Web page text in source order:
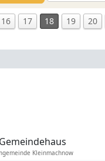
16 17 18 19 20
Kleinmachnow